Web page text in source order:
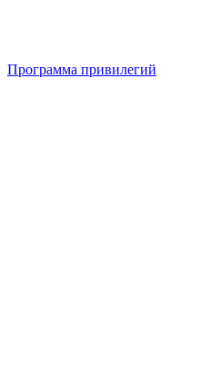
Программа привилегий